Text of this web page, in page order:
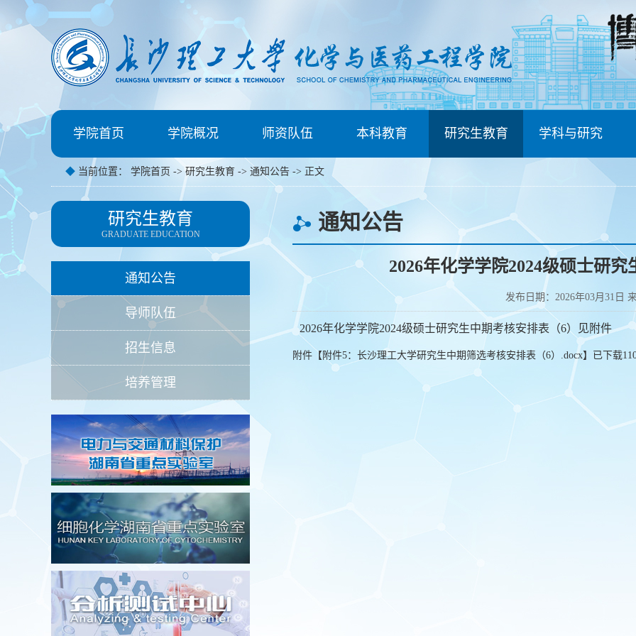
学院首页 学院概况 师资队伍 本科教育 研究生教育 学科与研究
◆ 当前位置： 学院首页 -> 研究生教育 -> 通知公告 -> 正文
研究生教育
GRADUATE EDUCATION
通知公告
导师队伍
招生信息
培养管理
通知公告
2026年化学学院2024级硕士研
发布日期：2026年03月31日
2026年化学学院2024级硕士研究生中期考核安排表（6）见附件
附件【附件5：长沙理工大学研究生中期筛选考核安排表（6）.docx】已下载